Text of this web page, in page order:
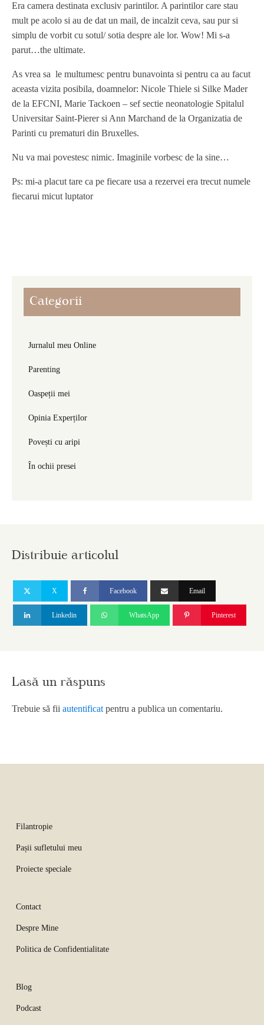
Categorii
Jurnalul meu Online
Parenting
Oaspeții mei
Opinia Experților
Povești cu aripi
În ochii presei
Era camera destinata exclusiv parintilor. A parintilor care stau
mult pe acolo si au de dat un mail, de incalzit ceva, sau pur si
simplu de vorbit cu sotul/ sotia despre ale lor. Wow! Mi s-a
parut…the ultimate.
As vrea sa le multumesc pentru bunavointa si pentru ca au facut
aceasta vizita posibila, doamnelor: Nicole Thiele si Silke Mader
de la EFCNI, Marie Tackoen – sef sectie neonatologie Spitalul
Universitar Saint-Pierer si Ann Marchand de la Organizatia de
Parinti cu prematuri din Bruxelles.
Nu va mai povestesc nimic. Imaginile vorbesc de la sine…
Ps: mi-a placut tare ca pe fiecare usa a rezervei era trecut numele
fiecarui micut luptator
Distribuie articolul
X Facebook Email
Linkedin WhatsApp Pinterest
Lasă un răspuns
Trebuie să fii autentificat pentru a publica un comentariu.
Filantropie
Pașii sufletului meu
Proiecte speciale
Contact
Despre Mine
Politica de Confidentialitate
Blog
Podcast